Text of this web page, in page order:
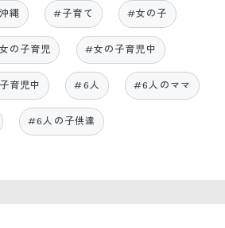
縄 #子育て #女の子
の子育児 #女の子育児中
育児中 #6人 #6人のママ
#6人の子供達